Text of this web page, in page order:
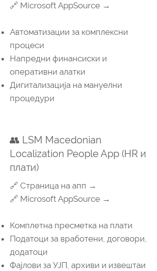
🔗 Microsoft AppSource →
Автоматизации за комплексни
процеси
Напредни финансиски и
оперативни алатки
Дигитализација на мануелни
процедури
👥 LSM Macedonian
Localization People App (HR и
плати)
🔗 Страница на апп →
🔗 Microsoft AppSource →
Комплетна пресметка на плати
Податоци за вработени, договори,
додатоци
Фајлови за УЈП, архиви и извештаи